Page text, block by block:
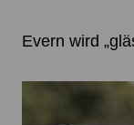
Evern wird